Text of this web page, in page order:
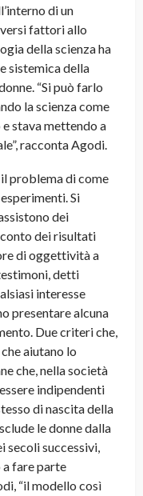
di un
fattori allo
della scienza ha
sistemica della
“Si può farlo
la scienza come
stava mettendo a
racconta Agodi.
problema di come
Si
dei
dei risultati
di oggettività a
detti
interesse
presentare alcuna
Due criteri che,
aiutano lo
che, nella società
indipendenti
di nascita della
le donne dalla
secoli successivi,
a fare parte
“il modello così